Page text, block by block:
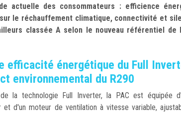
actuelle des consommateurs : efficience
le réchauffement climatique, connectivité et
classée A selon le nouveau référentiel de
efficacité énergétique du Full
environnemental du R290
la technologie Full Inverter, la PAC est équipée
et d'un moteur de ventilation à vitesse variable,